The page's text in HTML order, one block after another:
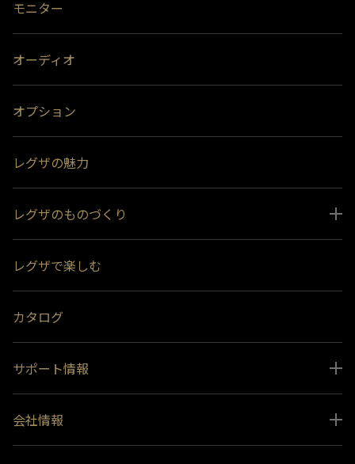
モニター
オーディオ
オプション
レグザの魅力
レグザのものづくり
スペシャルコンテンツ
受賞履歴
レグザで楽しむ
カタログ
サポート情報
取扱説明書ダウンロード
インフォメーション 一覧
会社情報
ニュース